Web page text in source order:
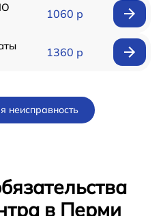
1060 р
1360 р
неисправность
в Перми